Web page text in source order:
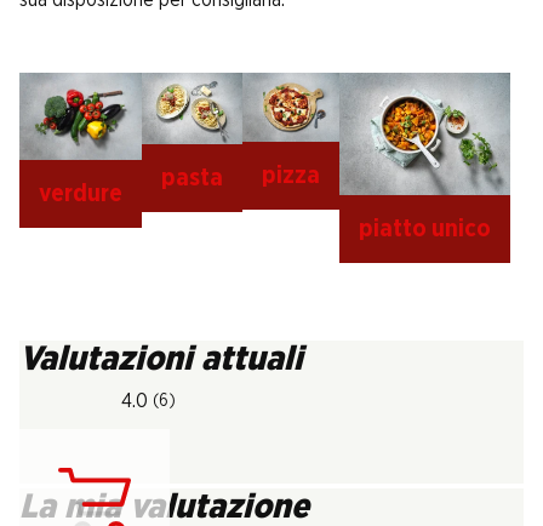
verdure
pasta pizza
piatto unico
Valutazioni attuali
4.0 (6)
La mia valutazione